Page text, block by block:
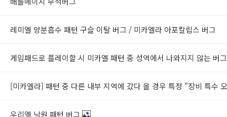
레미엘 양분흡수 패턴 구슬 이탈 버그 / 미카엘라 아포칼립스 버그
게임패드로 플레이할 시 미카엘 패턴 중 성역에서 나와지지 않는 버
[미카엘라] 패턴 중 다른 내부 지역에 갔다 올 경우 특정 "장비 특수
우리엘 낙원 패턴 버그